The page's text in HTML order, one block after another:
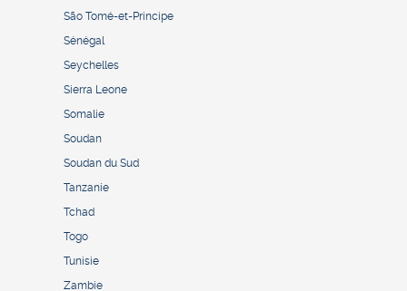
São Tomé-et-Principe
Sénégal
Seychelles
Sierra Leone
Somalie
Soudan
Soudan du Sud
Tanzanie
Tchad
Togo
Tunisie
Zambie